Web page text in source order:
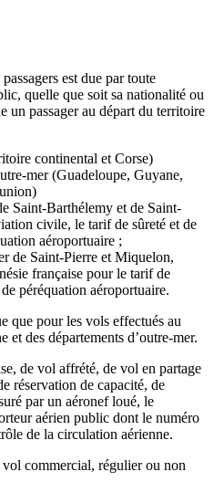
est due par toute
quelle que soit sa nationalité ou
un passager au départ du territoire
continental et Corse)
mer (Guadeloupe, Guyane,
Saint-Barthélemy et de Saint-
civile, le tarif de sûreté et de
aéroportuaire ;
de Saint-Pierre et Miquelon,
française pour le tarif de
péréquation aéroportuaire.
que pour les vols effectués au
et des départements d’outre-mer.
de vol affrété, de vol en partage
réservation de capacité, de
par un aéronef loué, le
aérien public dont le numéro
de la circulation aérienne.
commercial, régulier ou non